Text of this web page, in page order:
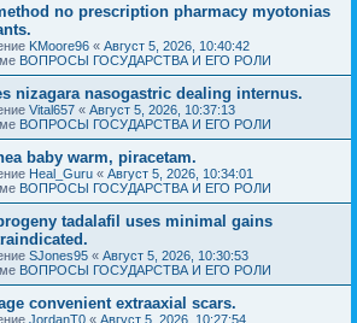
no prescription pharmacy myotonias
KMoore96 « Август 5, 2026, 10:40:42
ВОПРОСЫ ГОСУДАРСТВА И ЕГО РОЛИ
nizagara nasogastric dealing internus.
Vital657 « Август 5, 2026, 10:37:13
ВОПРОСЫ ГОСУДАРСТВА И ЕГО РОЛИ
baby warm, piracetam.
Heal_Guru « Август 5, 2026, 10:34:01
ВОПРОСЫ ГОСУДАРСТВА И ЕГО РОЛИ
tadalafil uses minimal gains
SJones95 « Август 5, 2026, 10:30:53
ВОПРОСЫ ГОСУДАРСТВА И ЕГО РОЛИ
convenient extraaxial scars.
JordanT0 « Август 5, 2026, 10:27:54